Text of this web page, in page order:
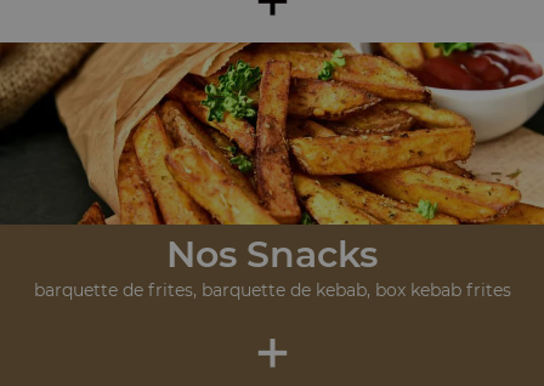
Nos Snacks
barquette de frites, barquette de kebab, box kebab frites
+